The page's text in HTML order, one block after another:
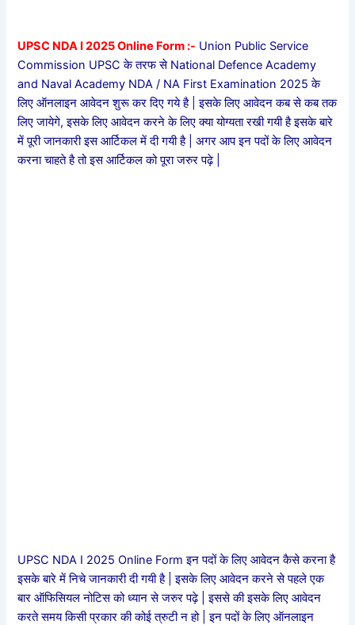
UPSC NDA I 2025 Online Form :- Union Public Service
Commission UPSC के तरफ से National Defence Academy
and Naval Academy NDA / NA First Examination 2025 के
लिए ऑनलाइन आवेदन शुरू कर दिए गये है | इसके लिए आवेदन कब से कब तक
लिए जायेगे, इसके लिए आवेदन करने के लिए क्या योग्यता रखी गयी है इसके बारे
में पूरी जानकारी इस आर्टिकल में दी गयी है | अगर आप इन पदों के लिए आवेदन
करना चाहते है तो इस आर्टिकल को पूरा जरुर पढ़े |
UPSC NDA I 2025 Online Form इन पदों के लिए आवेदन कैसे करना है
इसके बारे में निचे जानकारी दी गयी है | इसके लिए आवेदन करने से पहले एक
बार ऑफिसियल नोटिस को ध्यान से जरुर पढ़े | इससे की इसके लिए आवेदन
करते समय किसी प्रकार की कोई त्रुटी न हो | इन पदों के लिए ऑनलाइन